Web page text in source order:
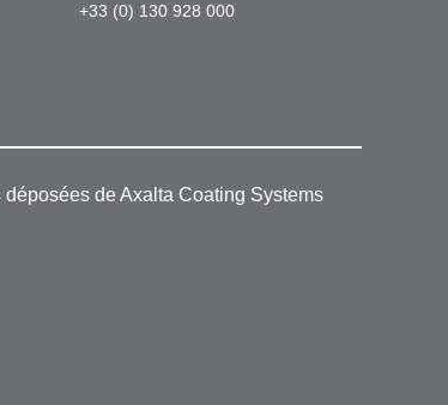
+33 (0) 130 928 000
de Axalta Coating Systems